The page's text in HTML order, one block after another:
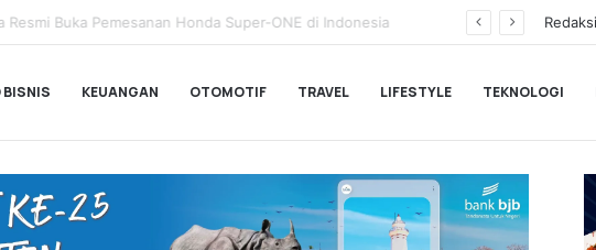
Buka Pemesanan Honda Super-ONE di Indonesia Redaksi
BISNIS KEUANGAN OTOMOTIF TRAVEL LIFESTYLE TEKNOLOGI